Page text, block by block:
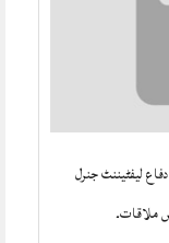
لیفٹیننٹ جنرل
ملاقات۔